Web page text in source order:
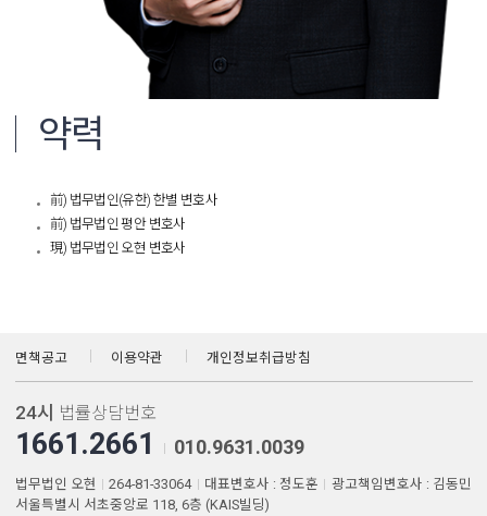
약력
前) 법무법인(유한) 한별 변호사
前) 법무법인 평안 변호사
現) 법무법인 오현 변호사
면책공고 이용약관 개인정보취급방침
24시 법률상담번호
1661.2661 010.9631.0039
법무법인 오현 264-81-33064 대표변호사 : 정도훈
광고책임변호사 : 김동민
서울특별시 서초중앙로 118, 6층 (KAIS빌딩)